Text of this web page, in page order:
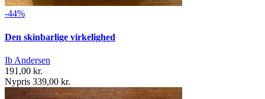
-44%
Den skinbarlige virkelighed
Ib Andersen
191,00 kr.
Nypris 339,00 kr.